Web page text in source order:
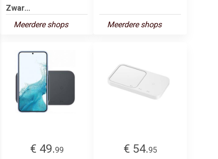
Zwar...
Meerdere shops
Meerdere shops
€ 49.99
€ 54.95